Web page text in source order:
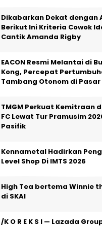
Dikabarkan Dekat dengan
Berikut Ini Kriteria Cowok
Cantik Amanda Rigby
EACON Resmi Melantai di
Kong, Percepat
Tambang Otonom di
TMGM Perkuat Kemitraan
FC Lewat Tur Pramusim
Pasifik
Kennametal Hadirkan
Level Shop Di IMTS 2026
High Tea bertema Winnie
di SKAI
/K O R E K S I — Lazada